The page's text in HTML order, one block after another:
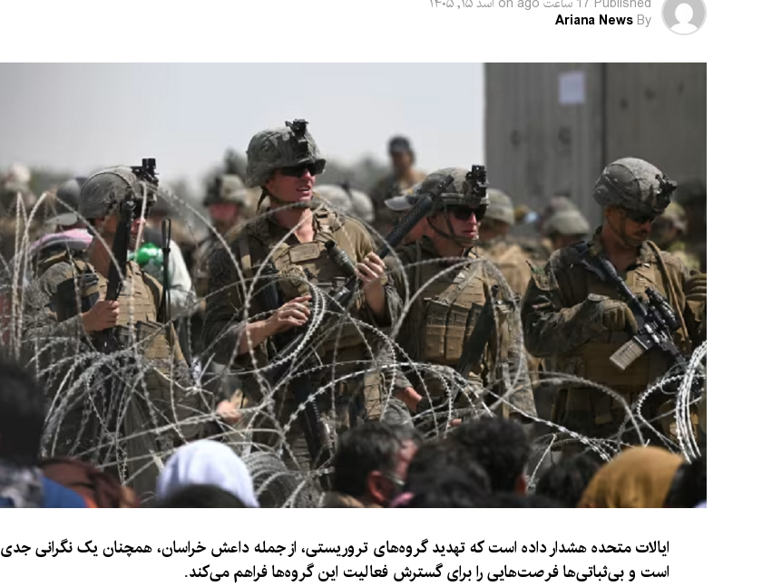
By
Ariana News
ایالات متحده هشدار داده است که تهدید گروه‌های تروریستی، از جمله داعش خراسان، همچنان یک نگرانی جدی
است و بی‌ثباتی‌ها فرصت‌هایی را برای گسترش فعالیت این گروه‌ها فراهم می‌کند.